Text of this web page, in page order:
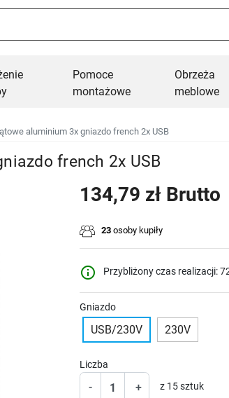
Pomoce
montażowe
Obrzeża
meblowe
aluminium 3x gniazdo french 2x USB
french 2x USB
134,79 zł Brutto
23 osoby kupiły
info_outline Przybliżony czas realizacji:
Gniazdo
USB/230V 230V
Liczba
- + z 15 sztuk